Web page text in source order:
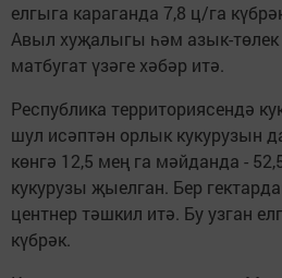
елгыга караганда 7,8 ц/га
Авыл хуҗалыгы һәм азык-
матбугат үзәге хәбәр итә.
Республика территориясендә
шул исәптән орлык кукурузын
көнгә 12,5 мең га мәйданда -
кукурузы җыелган. Бер
центнер тәшкил итә. Бу узган
күбрәк.